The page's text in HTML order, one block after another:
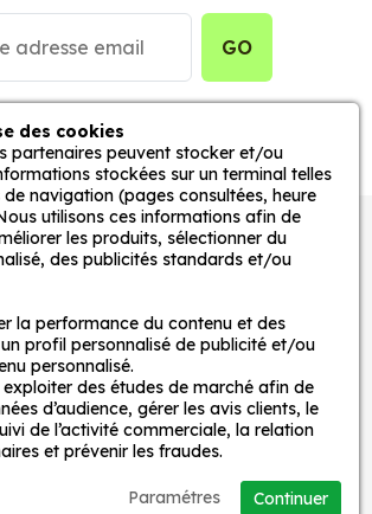
et stickers véhicule. Une solution
qui transforme toutes surfaces
de stickers et autocollants,
d’une pièce, d’une voiture,
porte et de toute autre surface,
coût et sans effort.
avantages de nos stickers
variété de motifs et de couleurs :
Panda sont disponibles dans une
de motifs et de couleurs, ce qui
de trouver le sticker parfait pour
facile : nos stickers sont faciles
même pour les débutants. Il suffit de
GO
pour véhicules et stickers
décoratifs
des cookies
partenaires peuvent stocker et/ou
stockées sur un terminal telles
de navigation (pages consultées, heure
utilisons ces informations afin de
les produits, sélectionner du
des publicités standards et/ou
la performance du contenu et des
profil personnalisé de publicité et/ou
personnalisé.
des études de marché afin de
d’audience, gérer les avis clients, le
de l’activité commerciale, la relation
et prévenir les fraudes.
Continuer
Paramétres